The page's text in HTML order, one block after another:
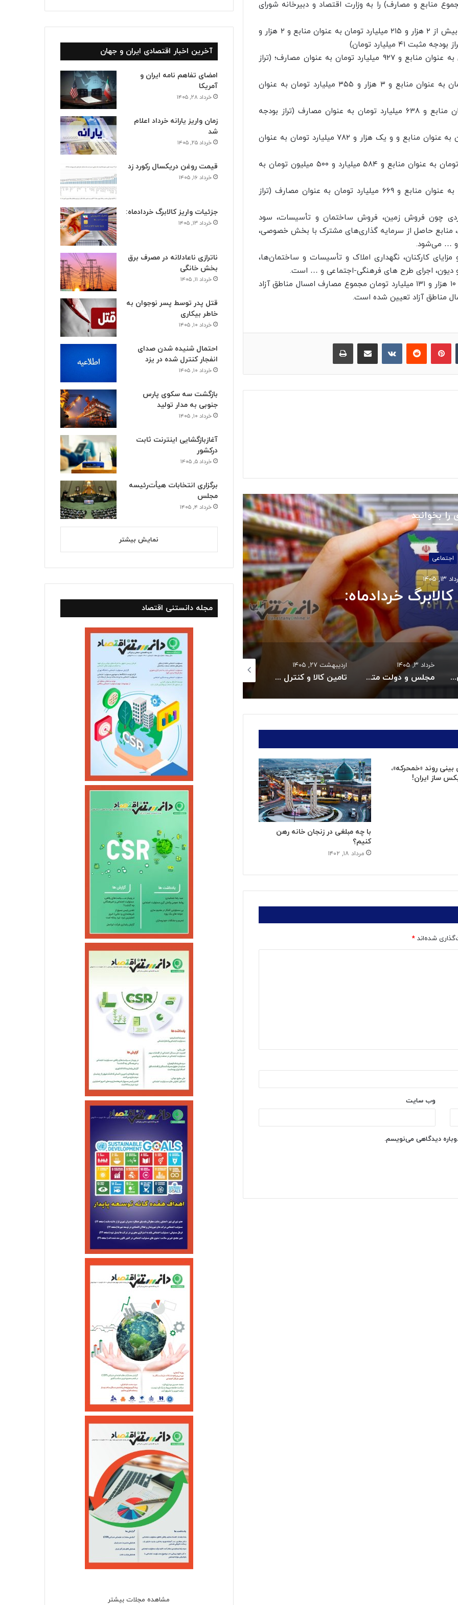
منابع و مصارف) را به وزارت اقتصاد و دبیرخانه شورای
بر این اساس منطقه آزاد کیش برای سال ۱۴۰۲ مبلغ بیش از ۲ هزار و ۲۱۵ میلیارد تومان به عنوان منابع و ۲ هزار و
بودجه منطقه آزاد قشم یک هزار و ۱۰ میلیارد تومان به عنوان منابع و ۹۲۷ میلیارد تومان به عنوان مصارف؛ (تراز
بودجه منطقه آزاد چابهار ۳ هزار و ۵۶۵ میلیارد تومان به عنوان منابع و ۳ هزار و ۳۵۵ میلیارد تومان به عنوان
بودجه منطقه آزاد ارس ۶۵۵ میلیارد تومان به عنوان منابع و ۶۳۸ میلیارد تومان به عنوان مصارف (تراز بودجه
بودجه منطقه آزاد اروند یک هزار و ۷۹۱ میلیارد تومان به عنوان منابع و و یک هزار و ۷۸۲ میلیارد تومان به عنوان
بودجه منطقه آزاد انزلی ۵۸۴ میلیارد و ۶۷۹ میلیون تومان به عنوان منابع و ۵۸۴ میلیارد و ۵۰۰ میلیون تومان به
بودجه سازمان منطقه آزاد ماکو ۶۷۵ میلیارد تومان به عنوان منابع و ۶۶۹ میلیارد تومان به عنوان مصارف (تراز
چون فروش زمین، فروش ساختمان و تأسیسات، سود
منابع حاصل از سرمایه گذاری‌های مشترک با بخش خصوصی،
و … می‌شود.
کارکنان، نگهداری املاک و تأسیسات و ساختمان‌ها،
دیون، اجرای طرح های فرهنگی-اجتماعی و … است.
بنابراین ۱۰ هزار و ۴۹۸ میلیارد تومان مجموع منابع و ۱۰ هزار و ۱۳۱ میلیارد تومان مجموع مصارف امسال مناطق آزاد
پینترست ‫رددیت
را بخوانید
اجتماعی
۱۴۰۵
خردادماه: بازگشت سه سکوی پارس
بازگشت سه سکوی پارس جنوبی به مدار تولید
خرداد ۳, ۱۴۰۵
مجلس و دولت متعهد به حل بحران دارو و تجهیزات پزشکی شدند
اردیبهشت ۲۷, ۱۴۰۵
تامین کالا و کنترل قیمت هااز راهبردهای اصلی دولت است
اردیبهشت ۲۷, ۱۴۰۵ اسفند ۴, ۱۴۰۴
سومین واحد بخار نیروگاه عسلویه در آستانه اتصال به شبکه
روند «خمحرکه»،
ساز ایران!
با چه مبلغی در زنجان خانه رهن
کنیم؟
مرداد ۱۸, ۱۴۰۲
شده‌اند *
وب‌ سایت
دیدگاهی می‌نویسم.
آخرین اخبار اقتصادی ایران و جهان
امضای تفاهم نامه ایران و
آمریکا
خرداد ۲۸, ۱۴۰۵
زمان واریز یارانه خرداد اعلام
شد
خرداد ۲۵, ۱۴۰۵
قیمت روغن دریکسال رکورد زد
خرداد ۱۶, ۱۴۰۵
جزئیات واریز کالابرگ خردادماه:
خرداد ۱۳, ۱۴۰۵
ناترازی ناعادلانه در مصرف برق
بخش خانگی
خرداد ۱۱, ۱۴۰۵
قتل پدر توسط پسر نوجوان به
خاطر بیکاری
خرداد ۱۰, ۱۴۰۵
احتمال شنیده شدن صدای
انفجار کنترل شده در یزد
خرداد ۱۰, ۱۴۰۵
بازگشت سه سکوی پارس
جنوبی به مدار تولید
خرداد ۱۰, ۱۴۰۵
آغازبازگشایی اینترنت ثابت
درکشور
خرداد ۵, ۱۴۰۵
برگزاری انتخابات هیأت‌رئیسه
مجلس
خرداد ۴, ۱۴۰۵
نمایش بیشتر
مجله دانستنی اقتصاد
مشاهده مجلات بیشتر